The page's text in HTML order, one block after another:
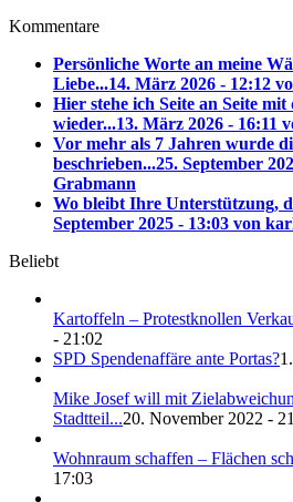
Kommentare
Persönliche Worte an meine
Liebe...14. März 2026 - 12:12
Hier stehe ich Seite an Seite
wieder...13. März 2026 - 16:11
Vor mehr als 7 Jahren wurde
beschrieben...25. September
Grabmann
Wo bleibt Ihre Unterstützung,
September 2025 - 13:03 von
Beliebt
Kartoffeln – Protestknollen
- 21:02
SPD Spendenaffäre ante Portas?
Mike Josef will mit
Stadtteil...20. November 2022 -
Wohnraum schaffen – Flächen
17:03